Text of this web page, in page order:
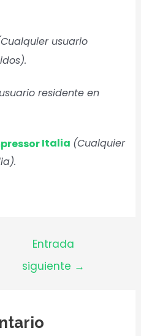
usuario
residente en
Italia (Cualquier
Entrada
siguiente →